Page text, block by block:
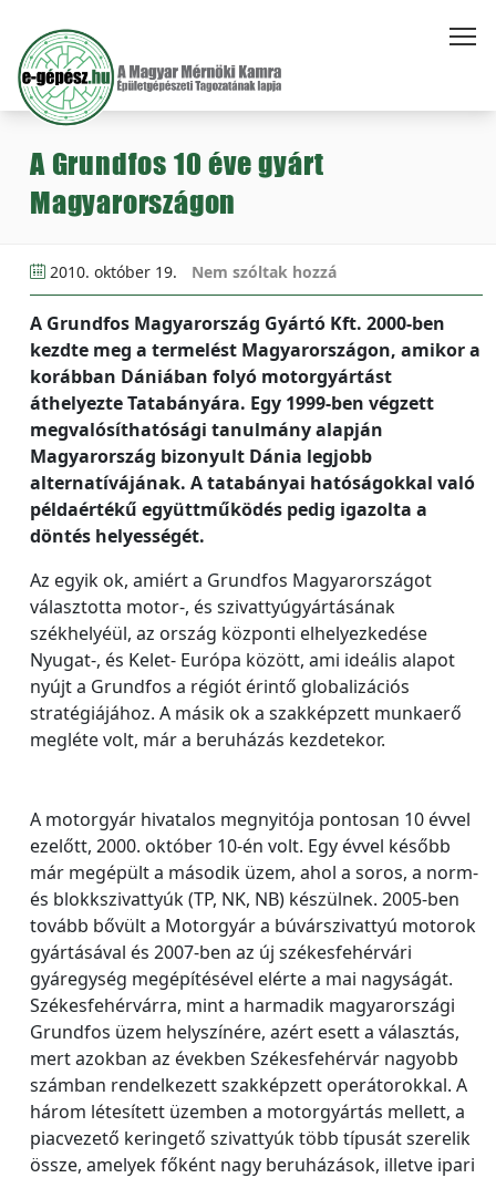
A Grundfos 10 éve gyárt
Magyarországon
2010. október 19. Nem szóltak hozzá
A Grundfos Magyarország Gyártó Kft. 2000-ben
kezdte meg a termelést Magyarországon, amikor a
korábban Dániában folyó motorgyártást
áthelyezte Tatabányára. Egy 1999-ben végzett
megvalósíthatósági tanulmány alapján
Magyarország bizonyult Dánia legjobb
alternatívájának. A tatabányai hatóságokkal való
példaértékű együttműködés pedig igazolta a
döntés helyességét.
Az egyik ok, amiért a Grundfos Magyarországot
választotta motor-, és szivattyúgyártásának
székhelyéül, az ország központi elhelyezkedése
Nyugat-, és Kelet- Európa között, ami ideális alapot
nyújt a Grundfos a régiót érintő globalizációs
stratégiájához. A másik ok a szakképzett munkaerő
megléte volt, már a beruházás kezdetekor.
A motorgyár hivatalos megnyitója pontosan 10 évvel
ezelőtt, 2000. október 10-én volt. Egy évvel később
már megépült a második üzem, ahol a soros, a norm-
és blokkszivattyúk (TP, NK, NB) készülnek. 2005-ben
tovább bővült a Motorgyár a búvárszivattyú motorok
gyártásával és 2007-ben az új székesfehérvári
gyáregység megépítésével elérte a mai nagyságát.
Székesfehérvárra, mint a harmadik magyarországi
Grundfos üzem helyszínére, azért esett a választás,
mert azokban az években Székesfehérvár nagyobb
számban rendelkezett szakképzett operátorokkal. A
három létesített üzemben a motorgyártás mellett, a
piacvezető keringető szivattyúk több típusát szerelik
össze, amelyek főként nagy beruházások, illetve ipari